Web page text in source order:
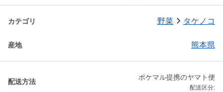
カテゴリ 野菜 タケノコ
産地 熊本県
配送方法
ポケマル提携のヤマト便
配送区分: